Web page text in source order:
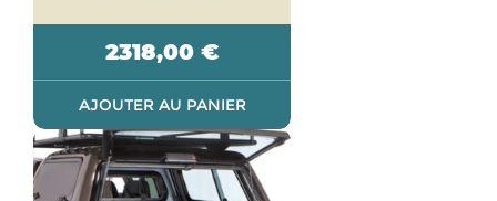
2318,00 €
AJOUTER AU PANIER